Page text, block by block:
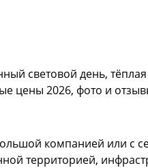
световой день,
цены 2026, фото и
компанией или с
территорией,